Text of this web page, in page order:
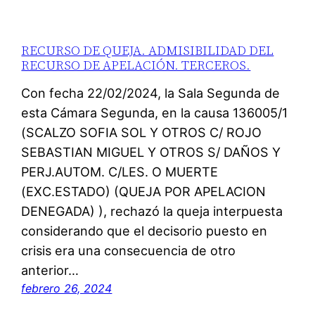
RECURSO DE QUEJA. ADMISIBILIDAD DEL
RECURSO DE APELACIÓN. TERCEROS.
Con fecha 22/02/2024, la Sala Segunda de
esta Cámara Segunda, en la causa 136005/1
(SCALZO SOFIA SOL Y OTROS C/ ROJO
SEBASTIAN MIGUEL Y OTROS S/ DAÑOS Y
PERJ.AUTOM. C/LES. O MUERTE
(EXC.ESTADO) (QUEJA POR APELACION
DENEGADA) ), rechazó la queja interpuesta
considerando que el decisorio puesto en
crisis era una consecuencia de otro
anterior…
febrero 26, 2024